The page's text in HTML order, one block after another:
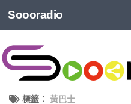
Soooradio
標籤： 黃巴士